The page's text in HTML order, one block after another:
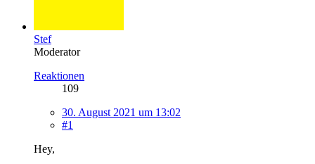
Stef
Moderator
Reaktionen
109
30. August 2021 um 13:02
#1
Hey,